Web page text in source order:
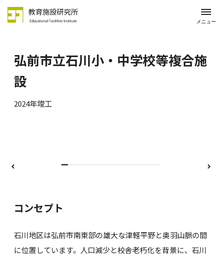
メニュー
弘前市立石川小・中学校等複合施
設
2024年竣工
コンセプト
石川地区は弘前市南東部の雄大な津軽平野と奥羽山脈の間
に位置しています。人口減少と校舎老朽化を背景に、石川